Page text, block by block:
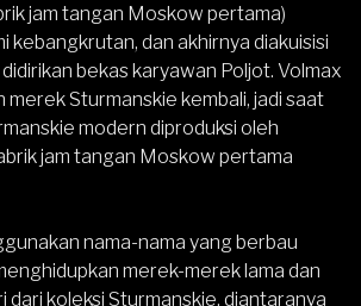
jam tangan Moskow pertama)
kebangkrutan, dan akhirnya diakuisisi
bekas karyawan Poljot. Volmax
merek Sturmanskie kembali, jadi saat
modern diproduksi oleh
jam tangan Moskow pertama
nama-nama yang berbau
merek-merek lama dan
dari koleksi Sturmanskie, diantaranya